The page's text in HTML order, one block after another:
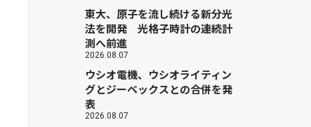
東大、原子を流し続ける新分光
法を開発 光格子時計の連続計
測へ前進
2026.08.07
ウシオ電機、ウシオライティン
グとジーベックスとの合併を発
表
2026.08.07